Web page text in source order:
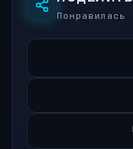
Понравилась